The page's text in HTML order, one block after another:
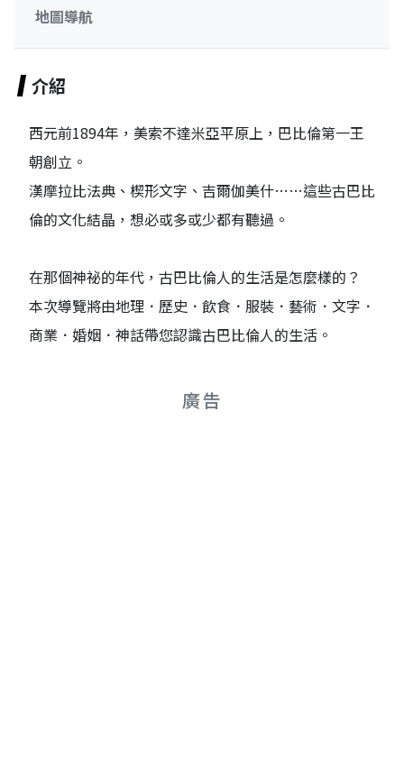
地圖導航
介紹
西元前1894年，美索不達米亞平原上，巴比倫第一王
朝創立。
漢摩拉比法典、楔形文字、吉爾伽美什……這些古巴比
倫的文化結晶，想必或多或少都有聽過。
在那個神祕的年代，古巴比倫人的生活是怎麼樣的？
本次導覽將由地理．歷史．飲食．服裝．藝術．文字．
商業．婚姻．神話帶您認識古巴比倫人的生活。
廣告